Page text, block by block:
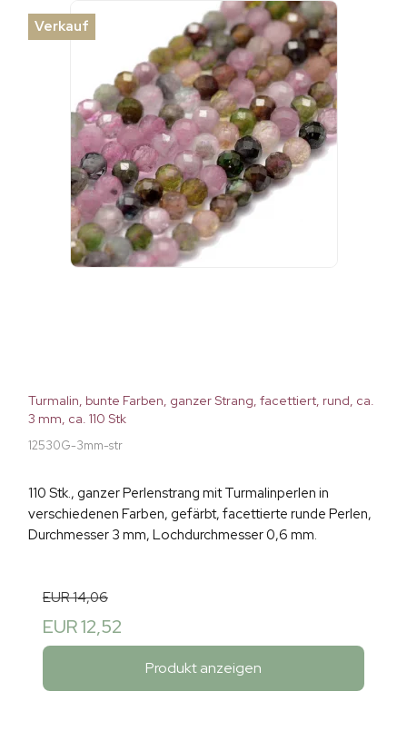
Verkauf
Turmalin, bunte Farben, ganzer Strang, facettiert, rund, ca.
3 mm, ca. 110 Stk
12530G-3mm-str
110 Stk., ganzer Perlenstrang mit Turmalinperlen in
verschiedenen Farben, gefärbt, facettierte runde Perlen,
Durchmesser 3 mm, Lochdurchmesser 0,6 mm.
EUR 14,06
EUR 12,52
Produkt anzeigen